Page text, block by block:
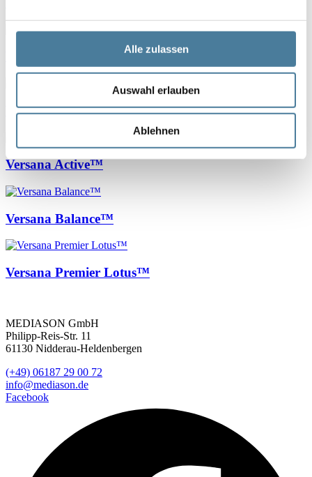
Alle zulassen
Auswahl erlauben
Ablehnen
Vscan Air™ CL
Versana Active™
Versana Balance™
Versana Premier Lotus™
MEDIASON GmbH
Philipp-Reis-Str. 11
61130 Nidderau-Heldenbergen
(+49) 06187 29 00 72
info@mediason.de
Facebook